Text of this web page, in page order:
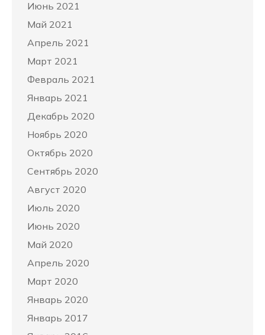
Июнь 2021
Май 2021
Апрель 2021
Март 2021
Февраль 2021
Январь 2021
Декабрь 2020
Ноябрь 2020
Октябрь 2020
Сентябрь 2020
Август 2020
Июль 2020
Июнь 2020
Май 2020
Апрель 2020
Март 2020
Январь 2020
Январь 2017